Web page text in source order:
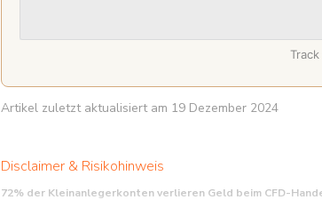
Artikel zuletzt aktualisiert am 19 Dezember 2024
Disclaimer & Risikohinweis
72% der Kleinanlegerkonten verlieren Geld beim CFD-